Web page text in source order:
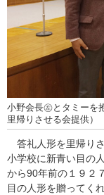
小野会長㊧とタミーを
里帰りさせる会提供）
答礼人形を里帰り
小学校に新青い目の
から90年前の１９２
目の人形を贈ってく